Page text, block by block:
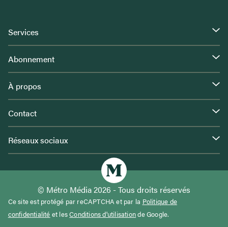
Services
Abonnement
À propos
Contact
Réseaux sociaux
© Métro Média 2026 - Tous droits réservés
Ce site est protégé par reCAPTCHA et par la Politique de
confidentialité et lesConditions d'utilisationde Google.